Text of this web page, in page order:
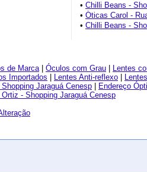
• Chilli Beans -
• Óticas Carol -
• Chilli Beans -
de Marca| Óculos com Grau
Lentes
Importados Lentes Anti-reflexo
Jaraguá Cenesp
Endereço
- Shopping Jaraguá Cenesp